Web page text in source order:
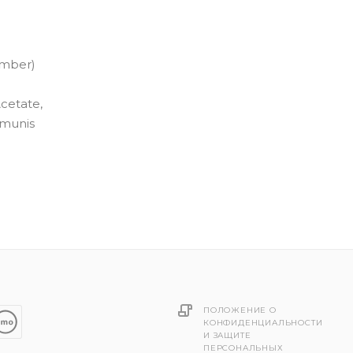
ПОЛОЖЕНИЕ О
КОНФИДЕНЦИАЛЬНОСТИ
И ЗАЩИТЕ
ПЕРСОНАЛЬНЫХ